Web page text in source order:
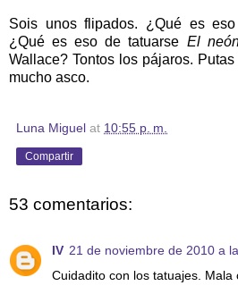
Sois unos flipados. ¿Qué es
¿Qué es eso de tatuarse El
Wallace? Tontos los pájaros.
mucho asco.
Luna Miguel at 10:55 p. m.
Compartir
53 comentarios:
IV 21 de noviembre de 2010 a
Cuidadito con los tatuajes. Mala